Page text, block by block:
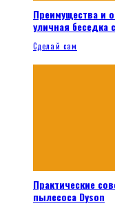
Преимущества и
уличная беседка
Сделай сам
Практические
пылесоса Dyson